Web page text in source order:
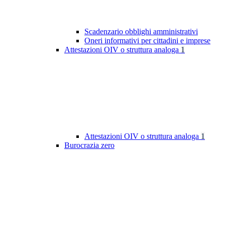
Scadenzario obblighi amministrativi
Oneri informativi per cittadini e imprese
Attestazioni OIV o struttura analoga 1
Attestazioni OIV o struttura analoga 1
Burocrazia zero